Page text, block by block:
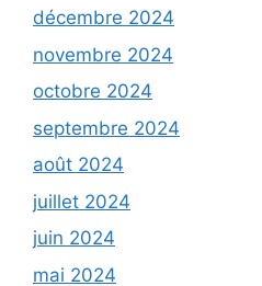
décembre 2024
novembre 2024
octobre 2024
septembre 2024
août 2024
juillet 2024
juin 2024
mai 2024